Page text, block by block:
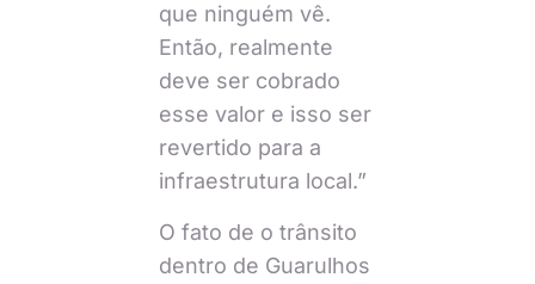
que ninguém vê.
Então, realmente
deve ser cobrado
esse valor e isso ser
revertido para a
infraestrutura local.”
O fato de o trânsito
dentro de Guarulhos